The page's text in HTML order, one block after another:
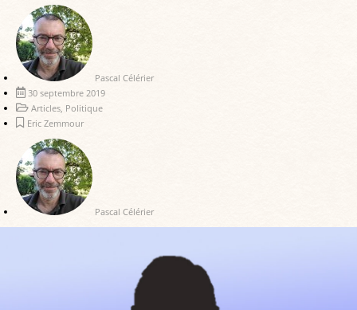
Pascal Célérier
30 septembre 2019
Articles Politique
Eric Zemmour
Pascal Célérier